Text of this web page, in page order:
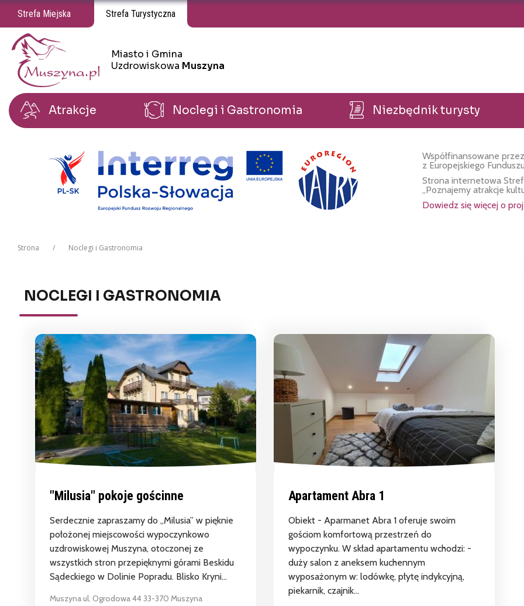
Strefa Miejska Strefa Turystyczna
Miasto i Gmina
Uzdrowiskowa Muszyna
Miasto i Gmina Uzdrowiskowa Muszyna
Atrakcje Noclegi i Gastronomia Niezbędnik turysty
Współfinansowane
z Europejskiego
Strona internetowa
„Poznajemy atrakcje
Dowiedz się więcej o
Strona Noclegi i Gastronomia
NOCLEGI I GASTRONOMIA
"Milusia" pokoje gościnne
Serdecznie zapraszamy do „Milusia” w pięknie
położonej miejscowości wypoczynkowo
uzdrowiskowej Muszyna, otoczonej ze
wszystkich stron przepięknymi górami Beskidu
Sądeckiego w Dolinie Popradu. Blisko Kryni...
Muszyna ul. Ogrodowa 44 33-370 Muszyna
Apartament Abra 1
Obiekt - Aparmanet Abra 1 oferuje swoim
gościom komfortową przestrzeń do
wypoczynku. W skład apartamentu wchodzi: -
duży salon z aneksem kuchennym
wyposażonym w: lodówkę, płytę indykcyjną,
piekarnik, czajnik...